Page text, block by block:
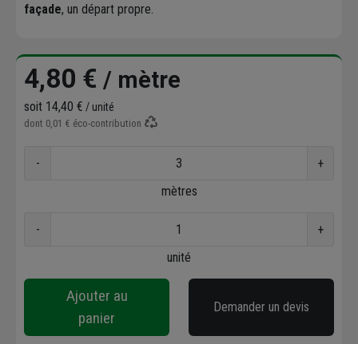
façade, un départ propre.
4,80 € / mètre
soit 14,40 € / unité
dont 0,01 € éco-contribution
-
+
mètres
-
+
unité
Ajouter au
panier
Demander un devis